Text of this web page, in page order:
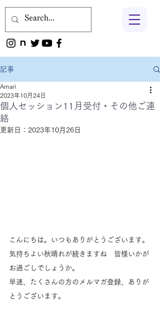
記事
個人セッション11月受付・その他ご連
絡
Amari
2023年10月24日
更新日： 2023年10月26日
こんにちは。いつもありがとうございます。
気持ちよい秋晴れが続きますね　皆様いかが
お過ごしでしょうか。
早速、たくさんの方のメルマガ登録、ありが
とうございます。